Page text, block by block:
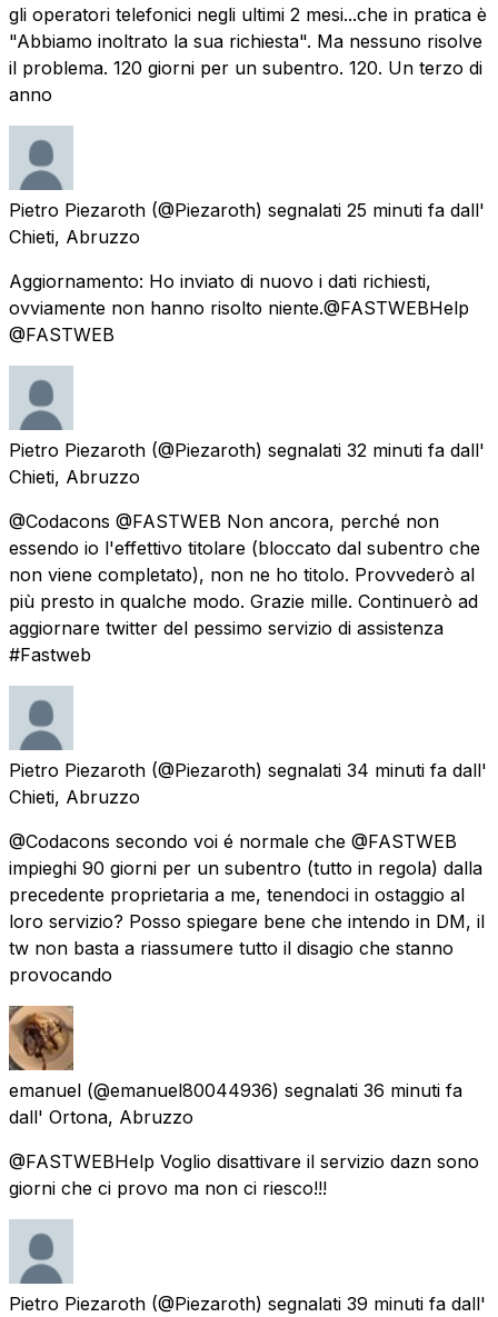
gli operatori telefonici negli ultimi 2 mesi...che in pratica è
"Abbiamo inoltrato la sua richiesta". Ma nessuno risolve
il problema. 120 giorni per un subentro. 120. Un terzo di
anno
Pietro Piezaroth (@Piezaroth) segnalati 25 minuti fa dall'
Chieti, Abruzzo
Aggiornamento: Ho inviato di nuovo i dati richiesti,
ovviamente non hanno risolto niente.@FASTWEBHelp
@FASTWEB
Pietro Piezaroth (@Piezaroth) segnalati 32 minuti fa dall'
Chieti, Abruzzo
@Codacons @FASTWEB Non ancora, perché non
essendo io l'effettivo titolare (bloccato dal subentro che
non viene completato), non ne ho titolo. Provvederò al
più presto in qualche modo. Grazie mille. Continuerò ad
aggiornare twitter del pessimo servizio di assistenza
#Fastweb
Pietro Piezaroth (@Piezaroth) segnalati 34 minuti fa dall'
Chieti, Abruzzo
@Codacons secondo voi é normale che @FASTWEB
impieghi 90 giorni per un subentro (tutto in regola) dalla
precedente proprietaria a me, tenendoci in ostaggio al
loro servizio? Posso spiegare bene che intendo in DM, il
tw non basta a riassumere tutto il disagio che stanno
provocando
emanuel (@emanuel80044936) segnalati 36 minuti fa
dall' Ortona, Abruzzo
@FASTWEBHelp Voglio disattivare il servizio dazn sono
giorni che ci provo ma non ci riesco!!!
Pietro Piezaroth (@Piezaroth) segnalati 39 minuti fa dall'